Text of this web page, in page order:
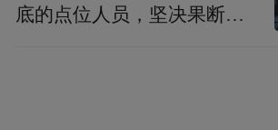
底的点位人员，坚决果断转